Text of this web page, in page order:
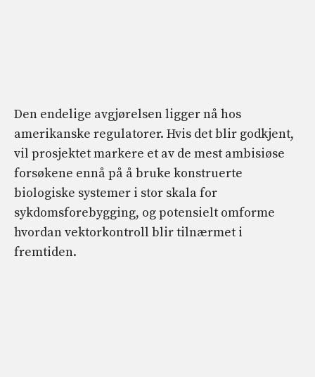
Den endelige avgjørelsen ligger nå hos
amerikanske regulatorer. Hvis det blir godkjent,
vil prosjektet markere et av de mest ambisiøse
forsøkene ennå på å bruke konstruerte
biologiske systemer i stor skala for
sykdomsforebygging, og potensielt omforme
hvordan vektorkontroll blir tilnærmet i
fremtiden.